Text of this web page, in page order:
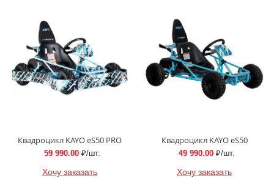
Квадроцикл KAYO еS50 PRO
59 990.00 ₽/шт.
Хочу заказать
Квадроцикл KAYO еS50
49 990.00 ₽/шт.
Хочу заказать